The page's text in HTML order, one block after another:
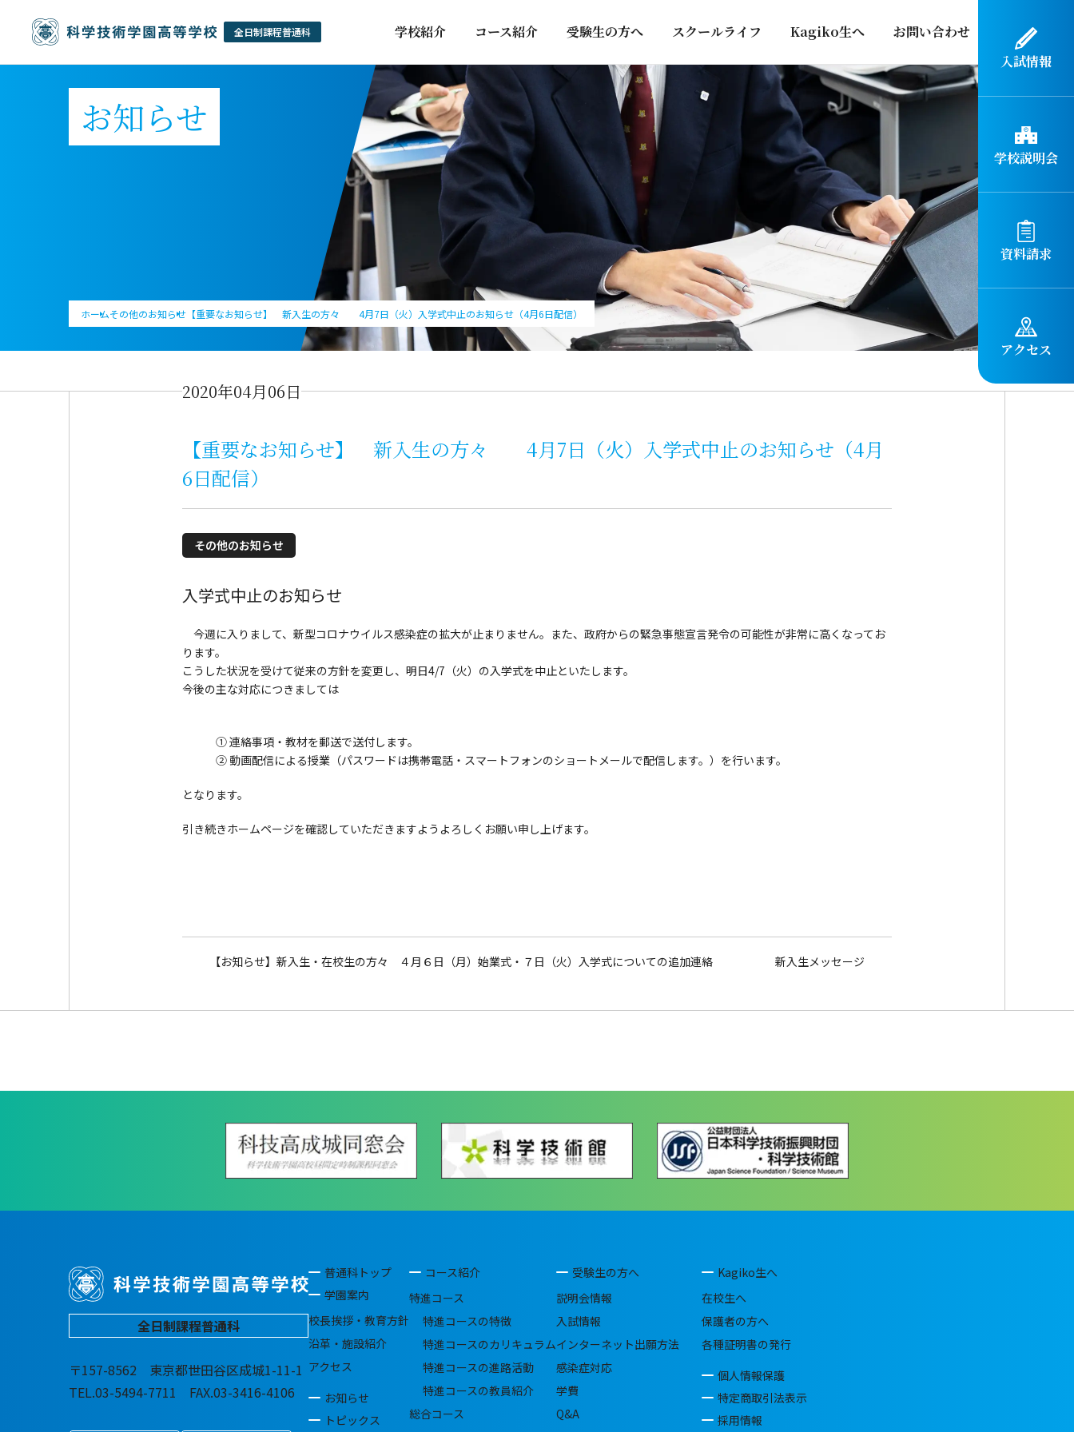
入試情報
学校説明会
資料請求
アクセス
学校紹介 コース紹介 受験生の方へ スクールライフ Kagiko生へ お問い合わせ
お知らせ
ホームその他のお知らせ 【重要なお知らせ】 新入生の方々 4月7日（火）入学式中止のお知らせ（4月6日配信）
2020年04月06日
【重要なお知らせ】 新入生の方々 4月7日（火）入学式中止のお知らせ（4月
6日配信）
その他のお知らせ
入学式中止のお知らせ
今週に入りまして、新型コロナウイルス感染症の拡大が止まりません。また、政府からの緊急事態宣言発令の可能性が非常に高くなってお
ります。
こうした状況を受けて従来の方針を変更し、明日4/7（火）の入学式を中止といたします。
今後の主な対応につきましては
① 連絡事項・教材を郵送で送付します。
② 動画配信による授業（パスワードは携帯電話・スマートフォンのショートメールで配信します。）を行います。
となります。
引き続きホームページを確認していただきますようよろしくお願い申し上げます。
【お知らせ】新入生・在校生の方々 ４月６日（月）始業式・７日（火）入学式についての追加連絡 新入生メッセージ
全日制課程普通科
〒157-8562 東京都世田谷区成城1-11-1
TEL.03-5494-7711 FAX.03-3416-4106
普通科トップ
学園案内
校長挨拶・教育方針
沿革・施設紹介
アクセス
お知らせ
トピックス
コース紹介
特進コース
特進コースの特徴
特進コースのカリキュラム
特進コースの進路活動
特進コースの教員紹介
総合コース
受験生の方へ
説明会情報
入試情報
インターネット出願方法
感染症対応
学費
Q&A
Kagiko生へ
在校生へ
保護者の方へ
各種証明書の発行
個人情報保護
特定商取引法表示
採用情報